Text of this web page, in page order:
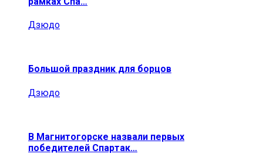
Дзюдо
Большой праздник для борцов
Дзюдо
В Магнитогорске назвали первых
победителей Спартак…